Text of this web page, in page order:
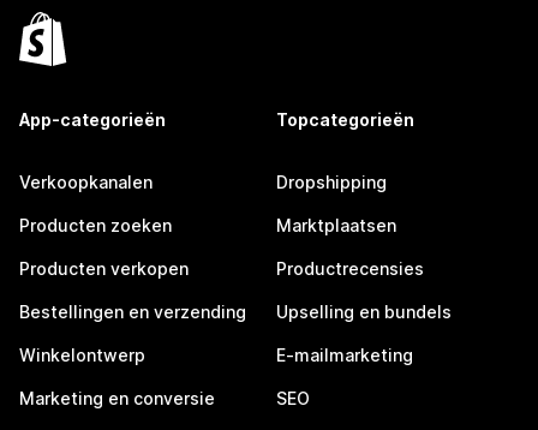
App-categorieën
Verkoopkanalen
Producten zoeken
Producten verkopen
Bestellingen en verzending
Winkelontwerp
Marketing en conversie
Topcategorieën
Dropshipping
Marktplaatsen
Productrecensies
Upselling en bundels
E-mailmarketing
SEO